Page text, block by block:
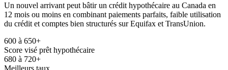
Un nouvel arrivant peut bâtir un crédit hypothécaire au Canada en
12 mois ou moins en combinant paiements parfaits, faible utilisation
du crédit et comptes bien structurés sur Equifax et TransUnion.
600 à 650+
Score visé prêt hypothécaire
680 à 720+
Meilleurs taux